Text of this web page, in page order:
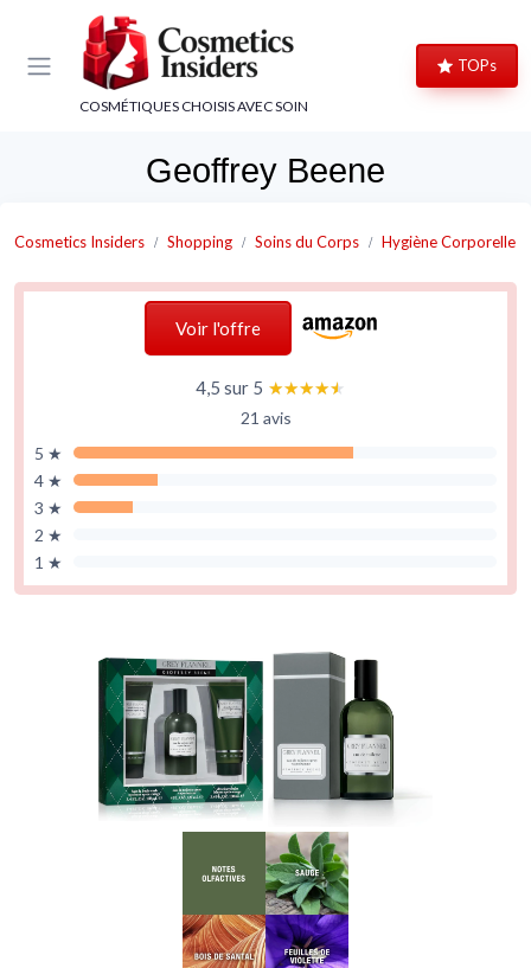
COSMÉTIQUES CHOISIS AVEC SOIN
TOPs
Geoffrey Beene
Cosmetics Insiders Shopping Soins du Corps Hygiène Corporelle
Voir l'offre
4,5 sur 5 ★★★★★
★★★★★
21 avis
5 ★
4 ★
3 ★
2 ★
1 ★
Panneau de gestion des cookies